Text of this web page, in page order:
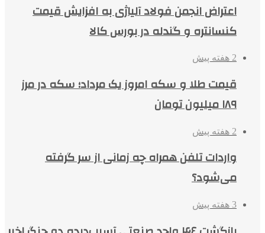
اعتراض انجمن فولاد آلیاژی به افزایش قیمت
کنسانتره و گندله در بورس کالا
2 هفته پیش
قیمت طلا و سکه امروز یک مرداد؛ سکه در مرز
۱۸۹ میلیون تومان
2 هفته پیش
واردات تلفن همراه چه زمانی از سر گرفته
می‌شود؟
3 هفته پیش